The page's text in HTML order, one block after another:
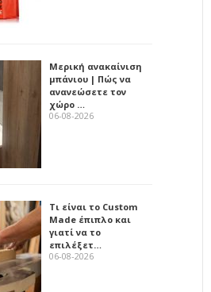
Μερική ανακαίνιση
μπάνιου | Πώς να
ανανεώσετε τον
χώρο …
06-08-2026
Τι είναι το Custom
Made έπιπλο και
γιατί να το
επιλέξετ…
06-08-2026